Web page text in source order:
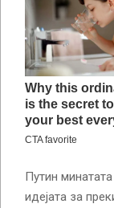
Путин
идејата за